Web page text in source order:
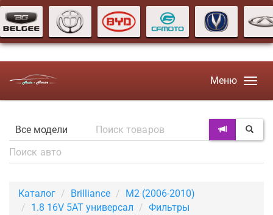
Меню
Каталог Brilliance
M2 (2006-2010)
1.8 16V 5AT универсал
Фильтры